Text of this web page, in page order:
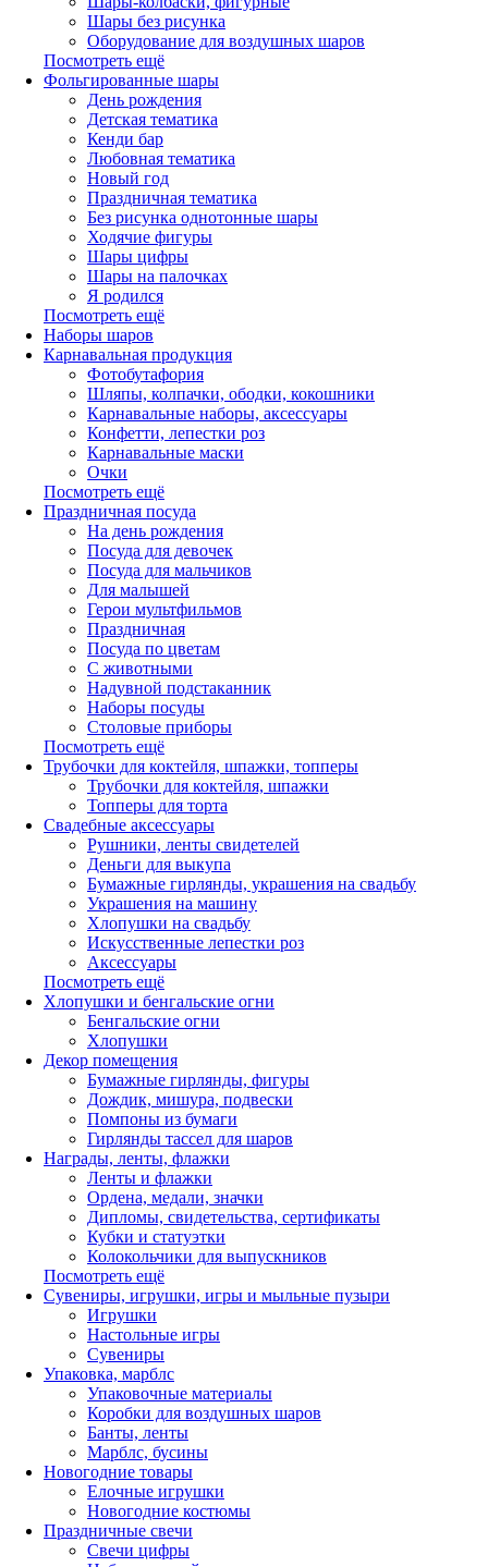
Шары без рисунка
Оборудование для воздушных шаров
Посмотреть ещё
Фольгированные шары
День рождения
Детская тематика
Кенди бар
Любовная тематика
Новый год
Праздничная тематика
Без рисунка однотонные шары
Ходячие фигуры
Шары цифры
Шары на палочках
Я родился
Посмотреть ещё
Наборы шаров
Карнавальная продукция
Фотобутафория
Шляпы, колпачки, ободки, кокошники
Карнавальные наборы, аксессуары
Конфетти, лепестки роз
Карнавальные маски
Очки
Посмотреть ещё
Праздничная посуда
На день рождения
Посуда для девочек
Посуда для мальчиков
Для малышей
Герои мультфильмов
Праздничная
Посуда по цветам
С животными
Надувной подстаканник
Наборы посуды
Столовые приборы
Посмотреть ещё
Трубочки для коктейля, шпажки, топперы
Трубочки для коктейля, шпажки
Топперы для торта
Свадебные аксессуары
Рушники, ленты свидетелей
Деньги для выкупа
Бумажные гирлянды, украшения на свадьбу
Украшения на машину
Хлопушки на свадьбу
Искусственные лепестки роз
Аксессуары
Посмотреть ещё
Хлопушки и бенгальские огни
Бенгальские огни
Хлопушки
Декор помещения
Бумажные гирлянды, фигуры
Дождик, мишура, подвески
Помпоны из бумаги
Гирлянды тассел для шаров
Награды, ленты, флажки
Ленты и флажки
Ордена, медали, значки
Дипломы, свидетельства, сертификаты
Кубки и статуэтки
Колокольчики для выпускников
Посмотреть ещё
Сувениры, игрушки, игры и мыльные пузыри
Игрушки
Настольные игры
Сувениры
Упаковка, марблс
Упаковочные материалы
Коробки для воздушных шаров
Банты, ленты
Марблс, бусины
Новогодние товары
Елочные игрушки
Новогодние костюмы
Праздничные свечи
Свечи цифры